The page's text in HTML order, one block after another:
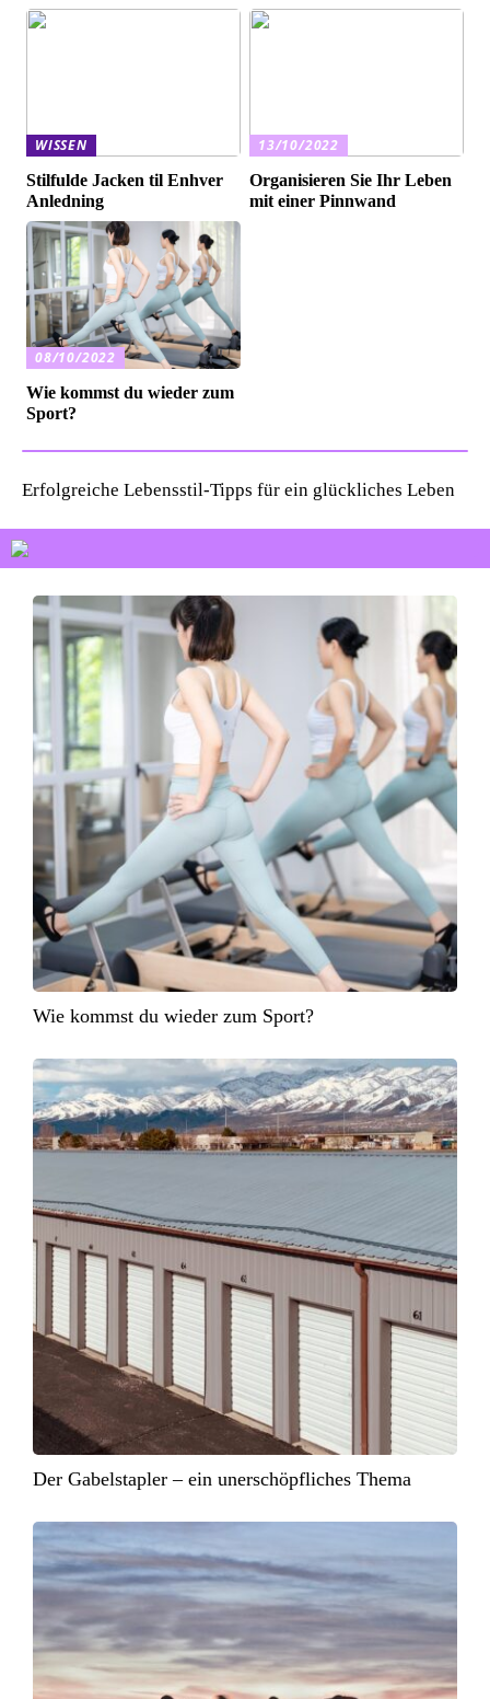
WISSEN
Stilfulde Jacken til Enhver
Anledning
13/10/2022
Organisieren Sie Ihr Leben
mit einer Pinnwand
08/10/2022
Wie kommst du wieder zum
Sport?
Erfolgreiche Lebensstil-Tipps für ein glückliches Leben
Wie kommst du wieder zum Sport?
Der Gabelstapler – ein unerschöpfliches Thema